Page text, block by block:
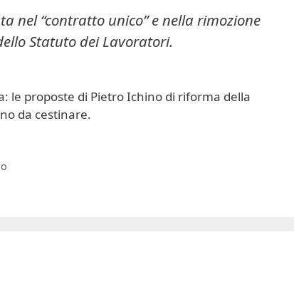
nel “contratto unico” e nella rimozione
Statuto dei Lavoratori.
le proposte di Pietro Ichino di riforma della
da cestinare.